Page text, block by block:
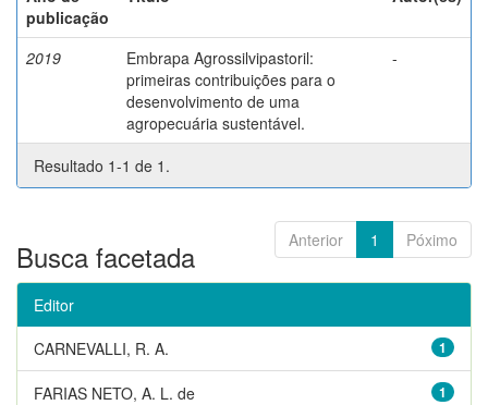
publicação
2019
Embrapa Agrossilvipastoril:
primeiras contribuições para o
desenvolvimento de uma
agropecuária sustentável.
-
Resultado 1-1 de 1.
Anterior 1 Póximo
Busca facetada
Editor
1
CARNEVALLI, R. A.
1
FARIAS NETO, A. L. de